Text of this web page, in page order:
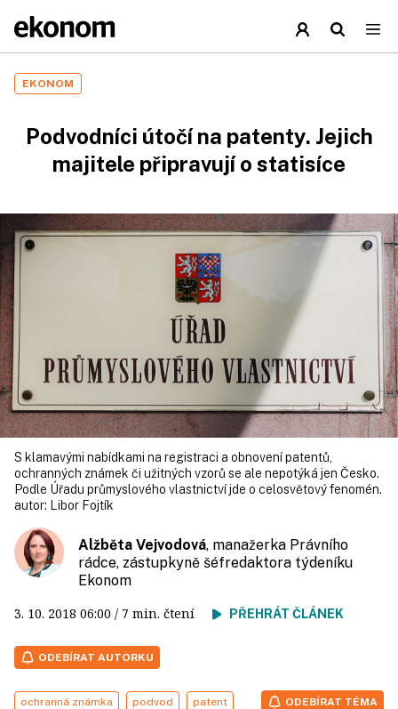
EKONOM
Podvodníci útočí na patenty. Jejich
majitele připravují o statisíce
S klamavými nabídkami na registraci a obnovení patentů,
ochranných známek či užitných vzorů se ale nepotýká jen Česko.
Podle Úřadu průmyslového vlastnictví jde o celosvětový fenomén.
autor:
Libor Fojtík
Alžběta Vejvodová, manažerka Právního
rádce, zástupkyně šéfredaktora týdeníku
Ekonom
3. 10. 2018 06:00 / 7 min. čtení PŘEHRÁT ČLÁNEK
ODEBÍRAT AUTORKU
ochranná známka podvod patent ODEBÍRAT TÉMA